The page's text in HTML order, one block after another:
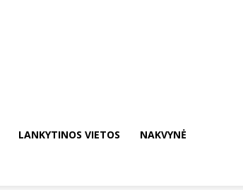
LANKYTINOS VIETOS NAKVYNĖ